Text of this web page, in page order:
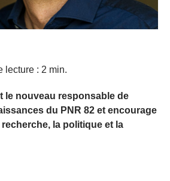
lecture : 2 min.
le nouveau responsable de
du PNR 82 et encourage
la politique et la